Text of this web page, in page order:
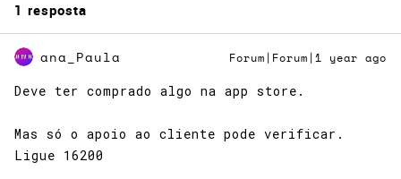
1 resposta
ana_Paula Forum|Forum|1 year ago
Deve ter comprado algo na app store.
Mas só o apoio ao cliente pode verificar.
Ligue 16200